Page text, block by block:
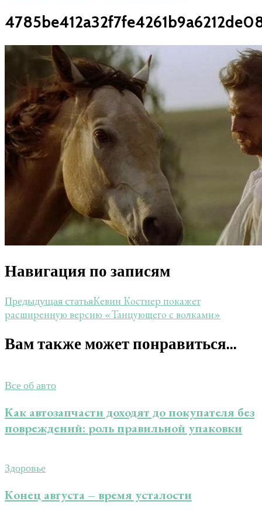
Навигация по записям
Предыдущая статьяКевин Костнер покажет
расширенную версию «Танцующего с волками»
Вам также может понравиться...
Все об авто
Как автозапчасти доходят до покупателя без
повреждений: роль правильной упаковки
Здоровье
Конец августа – время усталости